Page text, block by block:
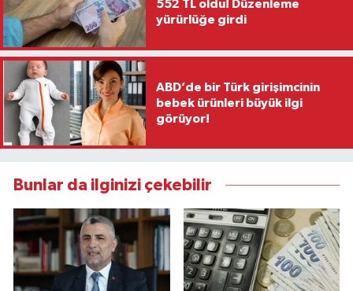
552 TL oldu! Düzenleme
yürürlüğe girdi
ABD’de bir Türk girişimcinin
bebek ürünleri büyük ilgi
görüyor!
Bunlar da ilginizi çekebilir